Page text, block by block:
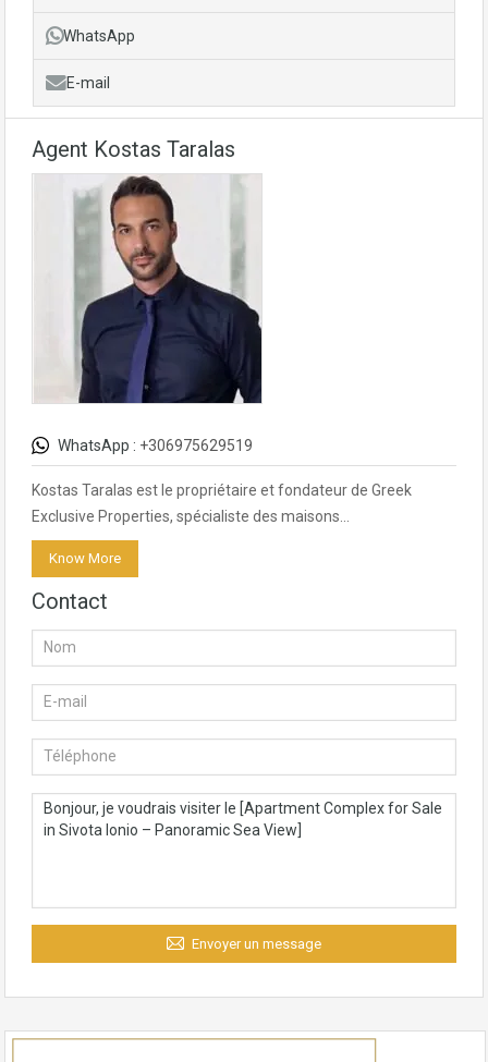
WhatsApp
E-mail
Agent Kostas Taralas
WhatsApp : +306975629519
Kostas Taralas est le propriétaire et fondateur de Greek
Exclusive Properties, spécialiste des maisons…
Know More
Contact
Envoyer un message